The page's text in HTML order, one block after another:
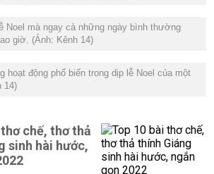
Noel mà ngay cả những ngày bình thường
giờ. (Ảnh: Kênh 14)
hoạt động phổ biến trong dịp lễ Noel của một
14)
chế, thơ thả
sinh hài hước,